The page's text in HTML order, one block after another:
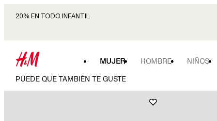
20% EN TODO INFANTIL
MUJER HOMBRE NIÑOS
PUEDE QUE TAMBIÉN TE GUSTE